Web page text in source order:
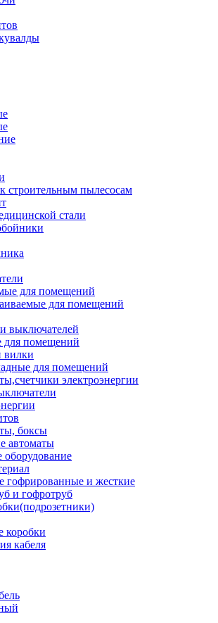
пылесосам
стали
для помещений
для помещений
выключателей
для помещений
вилки
для помещений
электроэнергии
боксы
автоматы
гофрированные и жесткие
и гофротруб
коробки
кабеля